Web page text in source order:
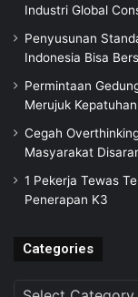
Industri Global
Penyusunan
Indonesia Bisa
Permintaan
Merujuk
Cegah
Masyarakat
1 Pekerja Tewas
Penerapan K3
Categories
Categories